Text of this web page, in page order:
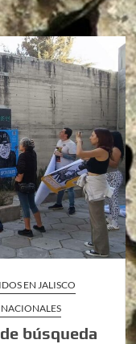
EN JALISCO
búsqueda